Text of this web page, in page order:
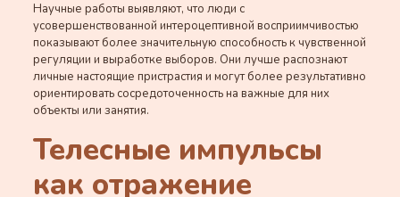
Научные работы выявляют, что люди с
усовершенствованной интероцептивной восприимчивостью
показывают более значительную способность к чувственной
регуляции и выработке выборов. Они лучше распознают
личные настоящие пристрастия и могут более результативно
ориентировать сосредоточенность на важные для них
объекты или занятия.
Телесные импульсы
как отражение